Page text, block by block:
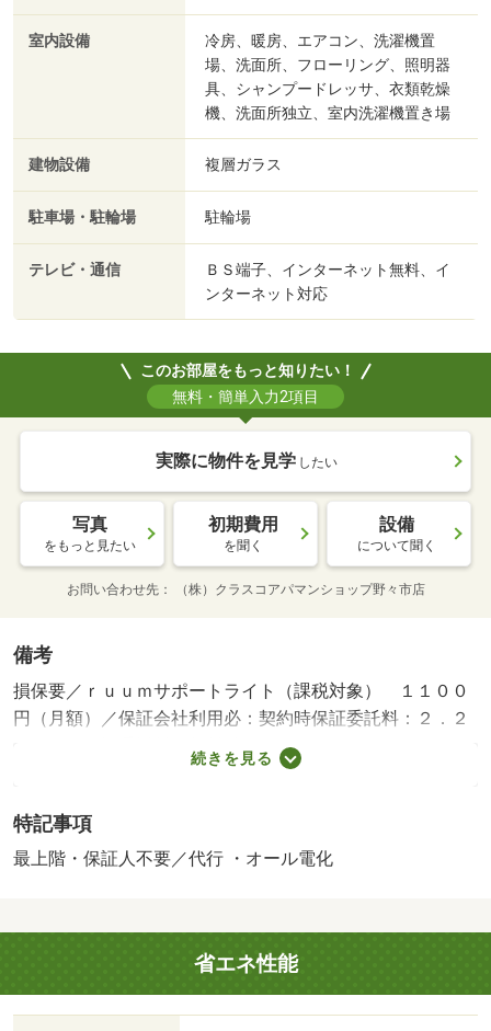
室内設備
冷房、暖房、エアコン、洗濯機置
場、洗面所、フローリング、照明器
具、シャンプードレッサ、衣類乾燥
機、洗面所独立、室内洗濯機置き場
建物設備 複層ガラス
駐車場・駐輪場 駐輪場
テレビ・通信
ＢＳ端子、インターネット無料、イ
ンターネット対応
このお部屋をもっと知りたい！
無料・簡単入力2項目
実際に物件を見学 したい
写真
をもっと見たい
初期費用
を聞く
設備
について聞く
お問い合わせ先 （株）クラスコアパマンショップ野々市店
備考
損保要／ｒｕｕｍサポートライト（課税対象） １１００
円（月額）／保証会社利用必：契約時保証委託料：２．２
万／月額保証委託料：賃料総額の２．２％又は５．５％
※ペット可は２．５万／２．５％／［退去時費用 退去費
２，０００円がかかります。鍵セット費３，３００円（税
込）が必要となります。 保証会社：ハウスリーブ株式会
内洗濯置／シューズボックス／システムキッチン／追焚機
能浴室／温水洗浄便座／洗面所独立／駐輪場／最上階／防
犯カメラ／ＩＨクッキングヒーター／照明付／ウォークイ
ンクロゼット／保証人不要／敷金１ヶ月／オール電化／物
続きを見る
特記事項
最上階・保証人不要／代行 ・オール電化
省エネ性能